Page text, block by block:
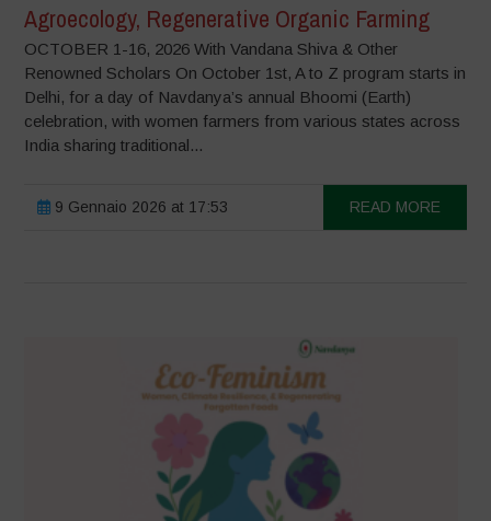
Agroecology, Regenerative Organic Farming
OCTOBER 1-16, 2026 With Vandana Shiva & Other
Renowned Scholars On October 1st, A to Z program starts in
Delhi, for a day of Navdanya’s annual Bhoomi (Earth)
celebration, with women farmers from various states across
India sharing traditional...
9 Gennaio 2026 at 17:53 READ MORE